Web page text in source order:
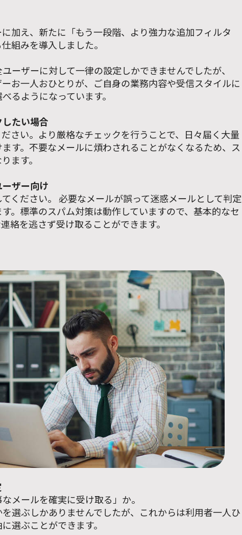
加え、新たに「もう一段階、より強力な追加フィルタ
組みを導入しました。
ーザーに対して一律の設定しかできませんでしたが、
お一人おひとりが、ご自身の業務内容や受信スタイルに
るようになっています。
たい場合
さい。より厳格なチェックを行うことで、日々届く大量
す。不要なメールに煩わされることがなくなるため、ス
ます。
ザー向け
ください。 必要なメールが誤って迷惑メールとして判定
。標準のスパム対策は動作していますので、基本的なセ
絡を逃さず受け取ることができます。
メールを確実に受け取る」か。
選ぶしかありませんでしたが、これからは利用者一人ひ
選ぶことができます。